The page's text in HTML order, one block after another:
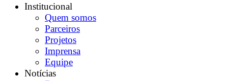
Institucional
Quem somos
Parceiros
Projetos
Imprensa
Equipe
Notícias